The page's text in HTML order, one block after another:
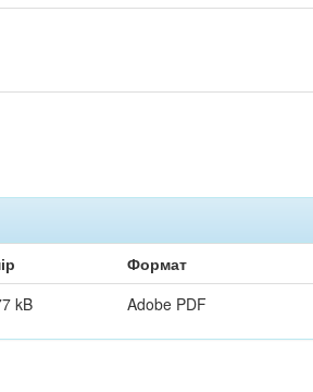
Формат
kB Adobe PDF